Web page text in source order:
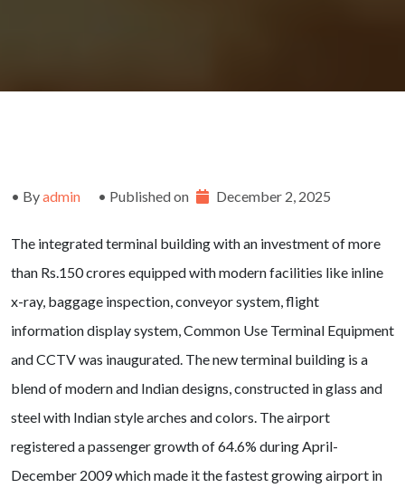
• Byadmin • Published on December 2, 2025
The integrated terminal building with an investment of more
than Rs.150 crores equipped with modern facilities like inline
x-ray, baggage inspection, conveyor system, flight
information display system, Common Use Terminal Equipment
and CCTV was inaugurated. The new terminal building is a
blend of modern and Indian designs, constructed in glass and
steel with Indian style arches and colors. The airport
registered a passenger growth of 64.6% during April-
December 2009 which made it the fastest growing airport in